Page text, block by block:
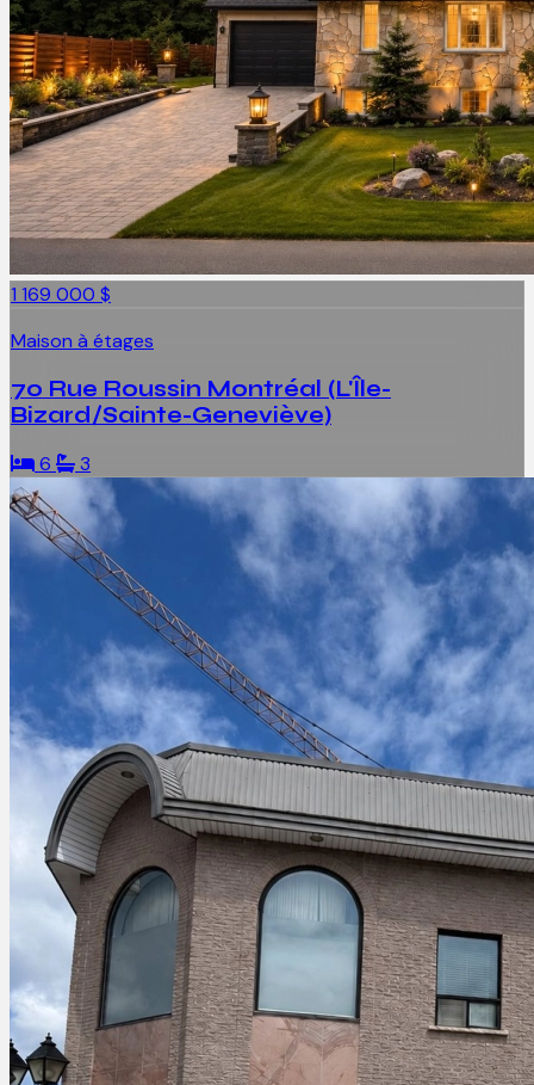
1 169 000 $
Maison à étages
70 Rue Roussin Montréal (L'Île-
Bizard/Sainte-Geneviève)
6 3